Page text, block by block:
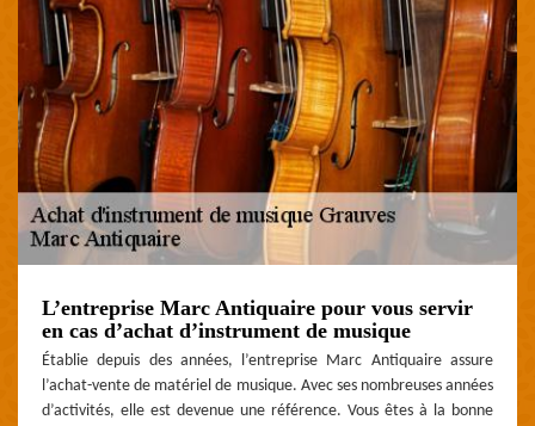
L’entreprise Marc Antiquaire pour vous servir
en cas d’achat d’instrument de musique
Établie depuis des années, l’entreprise Marc Antiquaire assure
l’achat-vente de matériel de musique. Avec ses nombreuses années
d’activités, elle est devenue une référence. Vous êtes à la bonne